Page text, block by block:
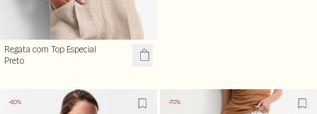
Regata com Top Especial
Preto
-60% -70%